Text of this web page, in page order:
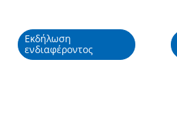
Εκδήλωση
ενδιαφέροντος